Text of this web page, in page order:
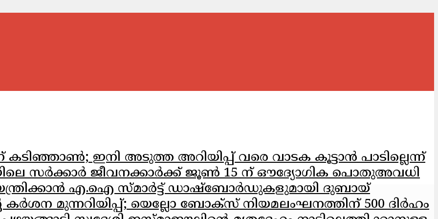
ഇനി അടുത്ത അറിയിപ്പ് വരെ വാടക കൂട്ടാൻ പാടില്ലെന്ന്
സർക്കാർ ജീവനക്കാർക്ക് ജൂൺ 15 ന് ഔദ്യോഗിക പൊതുഅവധി
എ.ഐ സ്മാർട്ട് ഡാഷ്‌ബോർഡുകളുമായി ദുബായ്
മുന്നറിയിപ്പ്; യെല്ലോ ബോക്സ് നിയമലംഘനത്തിന് 500 ദിർഹം